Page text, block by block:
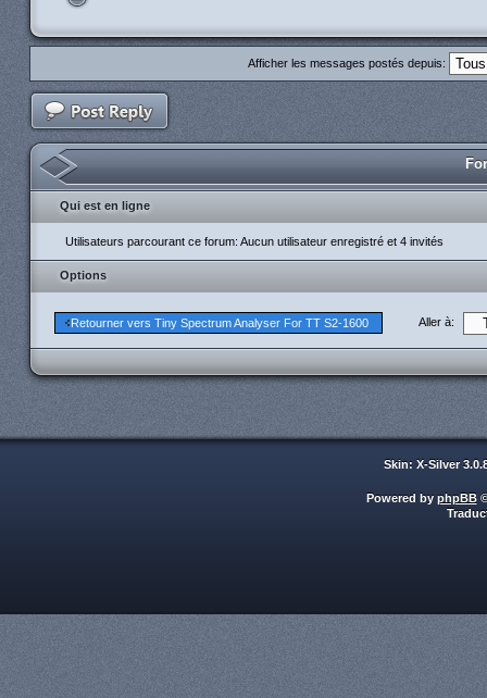
Afficher les messages postés depuis:
Qui est en ligne
Utilisateurs parcourant ce forum: Aucun utilisateur enregistré et 4 invités
Options
Retourner vers Tiny Spectrum Analyser For TT S2-1600 Aller à:
Skin: X-Silver
Powered by phpBB©